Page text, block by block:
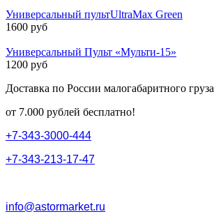
Универсальный пультUltraMax Green
1600 руб
Универсальный Пульт «Мульти-15»
1200 руб
Доставка по России малогабаритного груза
от 7.000 рублей бесплатно!
+7-343-3000-444
+7-343-213-17-47
info@astormarket.ru